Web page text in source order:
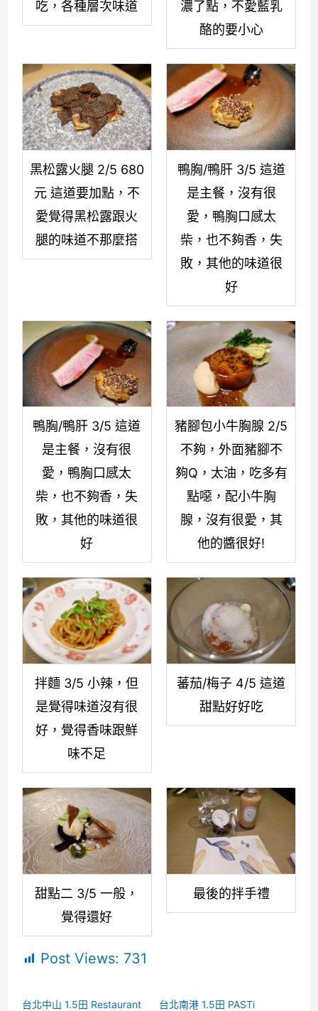
吃，各種層次味道
濃了點，不愛藍乳
酪的要小心
黑松露火腿 2/5 680
元 這道要加點，不
愛覺得黑松露跟火
腿的味道不那麼搭
鴨胸/鴨肝 3/5 這道
是主餐，沒有很
愛，鴨胸口感太
柴，也不夠香，失
敗，其他的味道很
好
鴨胸/鴨肝 3/5 這道
是主餐，沒有很
愛，鴨胸口感太
柴，也不夠香，失
敗，其他的味道很
好
豬腳包小牛胸腺 2/5
不夠，外面豬腳不
夠Q，太油，吃多有
點噁，配小牛胸
腺，沒有很愛，其
他的醬很好!
拌麵 3/5 小辣，但
是覺得味道沒有很
好，覺得香味跟鮮
味不足
蕃茄/梅子 4/5 這道
甜點好好吃
甜點二 3/5 一般，
覺得還好
最後的拌手禮
Post Views: 731
台北中山 1.5田 Restaurant
台北南港 1.5田 PASTi